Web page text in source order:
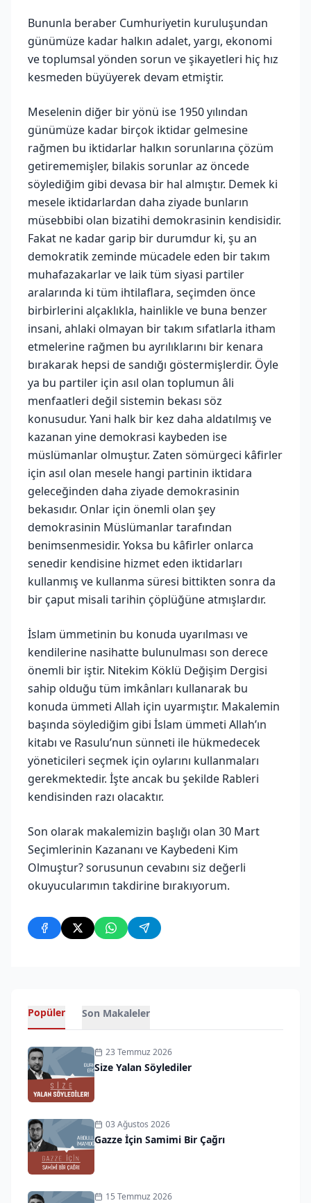
Bununla beraber Cumhuriyetin kuruluşundan
günümüze kadar halkın adalet, yargı, ekonomi
ve toplumsal yönden sorun ve şikayetleri hiç hız
kesmeden büyüyerek devam etmiştir.
Meselenin diğer bir yönü ise 1950 yılından
günümüze kadar birçok iktidar gelmesine
rağmen bu iktidarlar halkın sorunlarına çözüm
getirememişler, bilakis sorunlar az öncede
söylediğim gibi devasa bir hal almıştır. Demek ki
mesele iktidarlardan daha ziyade bunların
müsebbibi olan bizatihi demokrasinin kendisidir.
Fakat ne kadar garip bir durumdur ki, şu an
demokratik zeminde mücadele eden bir takım
muhafazakarlar ve laik tüm siyasi partiler
aralarında ki tüm ihtilaflara, seçimden önce
birbirlerini alçaklıkla, hainlikle ve buna benzer
insani, ahlaki olmayan bir takım sıfatlarla itham
etmelerine rağmen bu ayrılıklarını bir kenara
bırakarak hepsi de sandığı göstermişlerdir. Öyle
ya bu partiler için asıl olan toplumun âli
menfaatleri değil sistemin bekası söz
konusudur. Yani halk bir kez daha aldatılmış ve
kazanan yine demokrasi kaybeden ise
müslümanlar olmuştur. Zaten sömürgeci kâfirler
için asıl olan mesele hangi partinin iktidara
geleceğinden daha ziyade demokrasinin
bekasıdır. Onlar için önemli olan şey
demokrasinin Müslümanlar tarafından
benimsenmesidir. Yoksa bu kâfirler onlarca
senedir kendisine hizmet eden iktidarları
kullanmış ve kullanma süresi bittikten sonra da
bir çaput misali tarihin çöplüğüne atmışlardır.
İslam ümmetinin bu konuda uyarılması ve
kendilerine nasihatte bulunulması son derece
önemli bir iştir. Nitekim Köklü Değişim Dergisi
sahip olduğu tüm imkânları kullanarak bu
konuda ümmeti Allah için uyarmıştır. Makalemin
başında söylediğim gibi İslam ümmeti Allah’ın
kitabı ve Rasulu’nun sünneti ile hükmedecek
yöneticileri seçmek için oylarını kullanmaları
gerekmektedir. İşte ancak bu şekilde Rableri
kendisinden razı olacaktır.
Son olarak makalemizin başlığı olan 30 Mart
Seçimlerinin Kazananı ve Kaybedeni Kim
Olmuştur? sorusunun cevabını siz değerli
okuyucularımın takdirine bırakıyorum.
Popüler Son Makaleler
23 Temmuz 2026
Size Yalan Söylediler
03 Ağustos 2026
Gazze İçin Samimi Bir Çağrı
15 Temmuz 2026